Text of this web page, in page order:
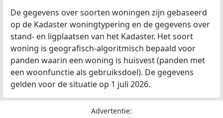
De gegevens over soorten woningen zijn gebaseerd
op de Kadaster woningtypering en de gegevens over
stand- en ligplaatsen van het Kadaster. Het soort
woning is geografisch-algoritmisch bepaald voor
panden waarin een woning is huisvest (panden met
een woonfunctie als gebruiksdoel). De gegevens
gelden voor de situatie op 1 juli 2026.
Advertentie: